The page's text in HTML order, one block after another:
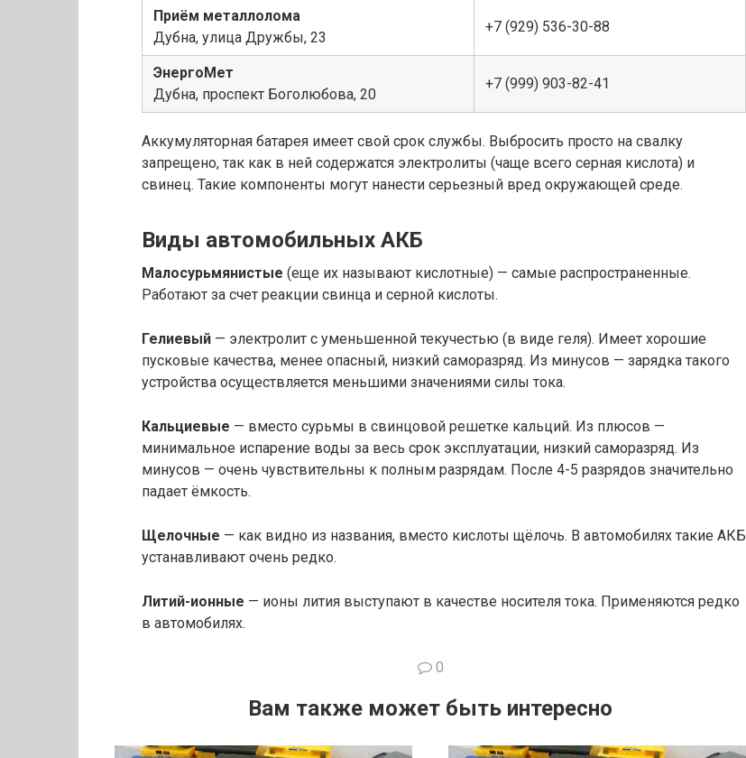
Приём металлолома
Дубна, улица Дружбы, 23
+7 (929) 536-30-88
ЭнергоМет
Дубна, проспект Боголюбова, 20
+7 (999) 903-82-41
Аккумуляторная батарея имеет свой срок службы. Выбросить просто на свалку
запрещено, так как в ней содержатся электролиты (чаще всего серная кислота) и
свинец. Такие компоненты могут нанести серьезный вред окружающей среде.
Виды автомобильных АКБ
Малосурьмянистые (еще их называют кислотные) — самые распространенные.
Работают за счет реакции свинца и серной кислоты.
Гелиевый — электролит с уменьшенной текучестью (в виде геля). Имеет хорошие
пусковые качества, менее опасный, низкий саморазряд. Из минусов — зарядка такого
устройства осуществляется меньшими значениями силы тока.
Кальциевые — вместо сурьмы в свинцовой решетке кальций. Из плюсов —
минимальное испарение воды за весь срок эксплуатации, низкий саморазряд. Из
минусов — очень чувствительны к полным разрядам. После 4-5 разрядов значительно
падает ёмкость.
Щелочные — как видно из названия, вместо кислоты щёлочь. В автомобилях такие АКБ
устанавливают очень редко.
Литий-ионные — ионы лития выступают в качестве носителя тока. Применяются редко
в автомобилях.
0
Вам также может быть интересно